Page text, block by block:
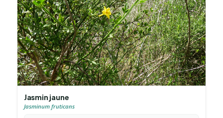
Jasmin jaune
Jasminum fruticans